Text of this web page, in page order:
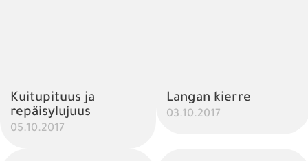
Kuitupituus ja
repäisylujuus
05.10.2017
Langan kierre
03.10.2017